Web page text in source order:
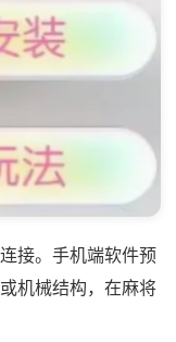
接。手机端软件预
机械结构，在麻将